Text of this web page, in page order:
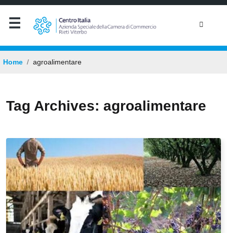
Home agroalimentare
Tag Archives: agroalimentare